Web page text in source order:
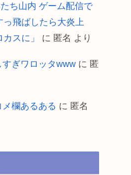
ち山内 ゲーム配信で
っ飛ばしたら大炎上
スに」
に 匿名 より
ぎワロッタwww に 匿
欄あるある に 匿名